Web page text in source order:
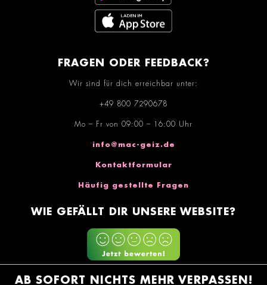
FRAGEN ODER FEEDBACK?
Wir sind für dich erreichbar unter:
+49 800 7290678
Mo – Fr von 09:00 – 16:00 Uhr
info@mac-geiz.de
Kontaktformular
Häufig gestellte Fragen
WIE GEFÄLLT DIR UNSERE WEBSITE?
AB SOFORT NICHTS MEHR VERPASSEN!